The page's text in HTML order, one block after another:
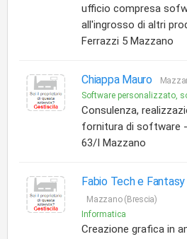
ufficio compresa
all'ingrosso di altri
Ferrazzi 5 Mazzano
Chiappa Mauro
Software personalizzato,
Consulenza,
fornitura di software -
63/I Mazzano
Fabio Tech e
Mazzano (Brescia)
Informatica
Creazione grafica in